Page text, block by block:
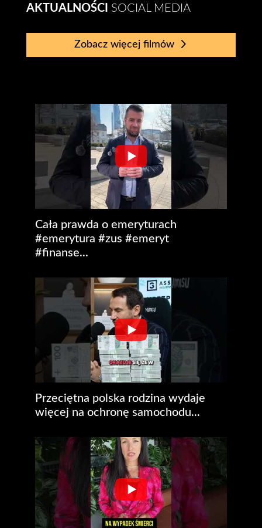
AKTUALNOŚCI SOCIAL MEDIA
Zobacz więcej filmów
Cała prawda o emeryturach
#emerytura #zus #emeryt
#finanse...
Przeciętna polska rodzina wydaje
więcej na ochronę samochodu...